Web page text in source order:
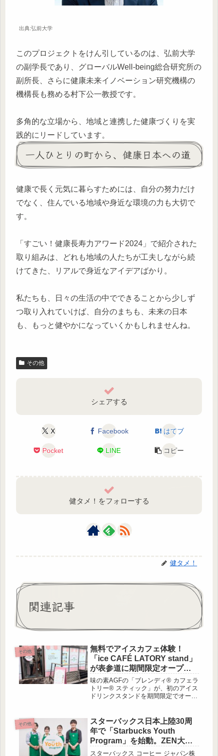
出典:弘前大学
このプロジェクトをけん引しているのは、弘前大学
の副学長であり、グローバルWell-being総合研究所の
副所長、さらに健康未来イノベーション研究機構の
機構長も務める村下公一教授です。
多角的な立場から、地域と連携した健康づくりを実
践的にリードしています。
一人ひとりの町から、健康日本への道
健康で長く元気に暮らすためには、自分の努力だけ
でなく、住んでいる地域や身近な環境の力も大切で
す。
「すごい！健康長寿力アワード2024」で紹介された
取り組みは、どれも地域の人たちが工夫しながら続
けてきた、リアルで身近なアイデアばかり。
私たちも、日々の生活の中でできることから少しず
つ取り入れていけば、自分のまちも、未来の日本
も、もっと健やかになっていくかもしれませんね。
その他
シェアする
X Facebook はてブ
Pocket LINE コピー
健タメ！をフォローする
健タメ！
関連記事
その他
無料でアイスカフェ体験！
「ice CAFÉ LATORY stand」
が表参道に期間限定オープン
中♡
味の素AGFの「ブレンディ® カフェラ
トリー® スティック」が、初のアイス
ドリンクスタンドを期間限定でオープ
験イベント「アイスでもスティックで
カ […]
その他
スターバックス日本上陸30周
年で「Starbucks Youth
Program」を始動。ZEN大学
と連携の奨学金制度も
スターバックス コーヒー ジャパン株